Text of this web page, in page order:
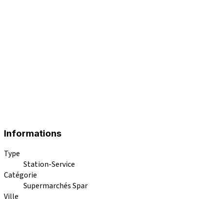
Informations
Type
Station-Service
Catégorie
Supermarchés Spar
Ville